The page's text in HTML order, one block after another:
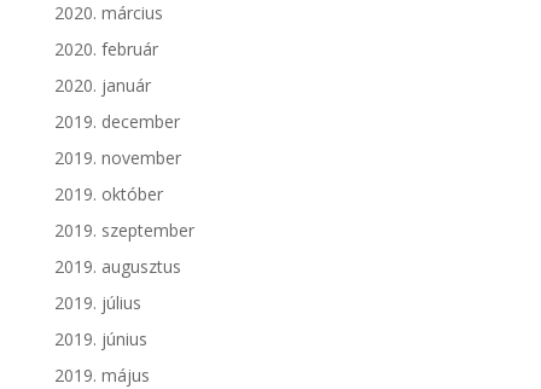
2020. március
2020. február
2020. január
2019. december
2019. november
2019. október
2019. szeptember
2019. augusztus
2019. július
2019. június
2019. május